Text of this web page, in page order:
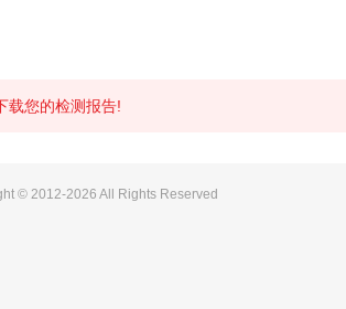
载您的检测报告!
© 2012-2026 All Rights Reserved